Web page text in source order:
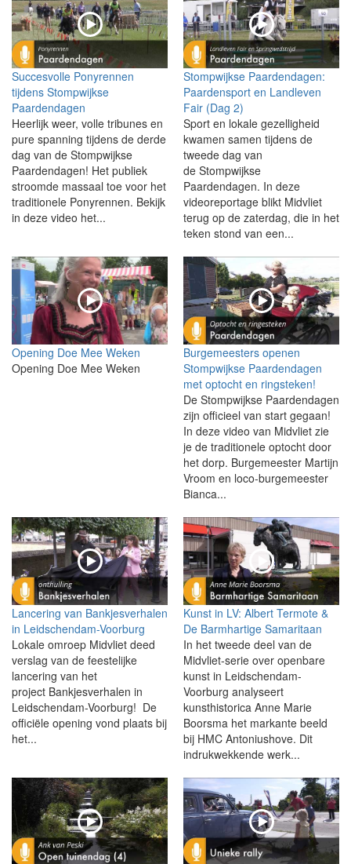
Succesvolle Ponyrennen
tijdens Stompwijkse
Paardendagen
Heerlijk weer, volle tribunes en
pure spanning tijdens de derde
dag van de Stompwijkse
Paardendagen! Het publiek
stroomde massaal toe voor het
traditionele Ponyrennen. Bekijk
in deze video het...
Stompwijkse Paardendagen:
Paardensport en Landleven
Fair (Dag 2)
Sport en lokale gezelligheid
kwamen samen tijdens de
tweede dag van
de Stompwijkse
Paardendagen. In deze
videoreportage blikt Midvliet
terug op de zaterdag, die in het
teken stond van een...
Opening Doe Mee Weken
Opening Doe Mee Weken
Burgemeesters openen
Stompwijkse Paardendagen
met optocht en ringsteken!
De Stompwijkse Paardendagen
zijn officieel van start gegaan!
In deze video van Midvliet zie
je de traditionele optocht door
het dorp. Burgemeester Martijn
Vroom en loco-burgemeester
Bianca...
Lancering van Bankjesverhalen
in Leidschendam-Voorburg
Lokale omroep Midvliet deed
verslag van de feestelijke
lancering van het
project Bankjesverhalen in
Leidschendam-Voorburg! De
officiële opening vond plaats bij
het...
Kunst in LV: Albert Termote &
De Barmhartige Samaritaan
In het tweede deel van de
Midvliet-serie over openbare
kunst in Leidschendam-
Voorburg analyseert
kunsthistorica Anne Marie
Boorsma het markante beeld
bij HMC Antoniushove. Dit
indrukwekkende werk...